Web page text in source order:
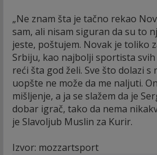
„Ne znam šta je tačno rekao
sam, ali nisam siguran da su to
jeste, poštujem. Novak je toliko
Srbiju, kao najbolji sportista svih
reći šta god želi. Sve što dolazi s
uopšte ne može da me naljuti.
mišljenje, a ja se slažem da je
dobar igrač, tako da nema
je Slavoljub Muslin za Kurir.
Izvor: mozzartsport